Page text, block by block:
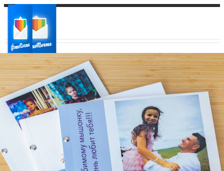
Ваш город:
Ваш регион доставки
Выберите из списка: